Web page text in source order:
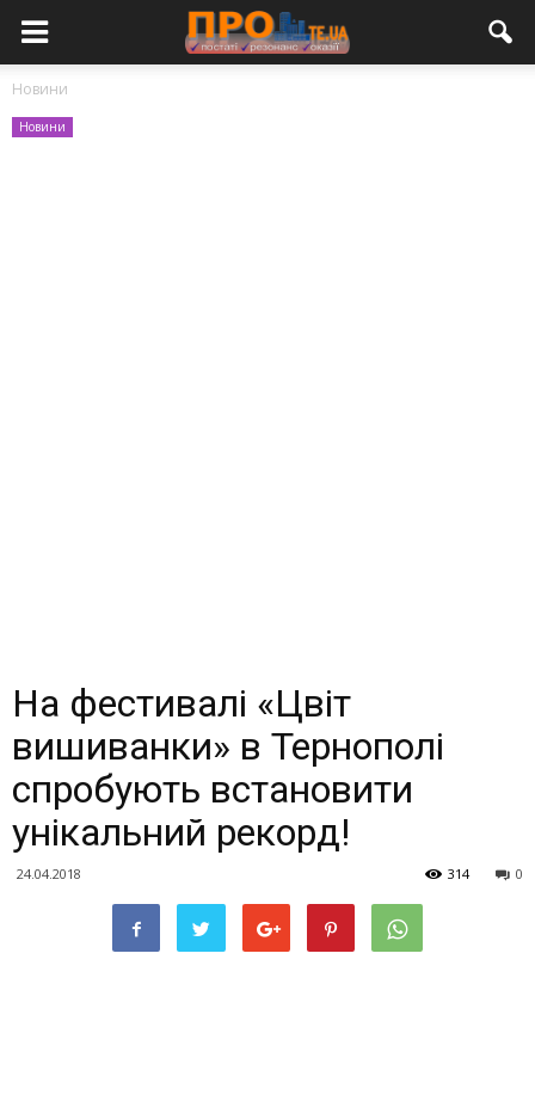
Новини
Новини
На фестивалі «Цвіт
вишиванки» в Тернополі
спробують встановити
унікальний рекорд!
24.04.2018 0
314